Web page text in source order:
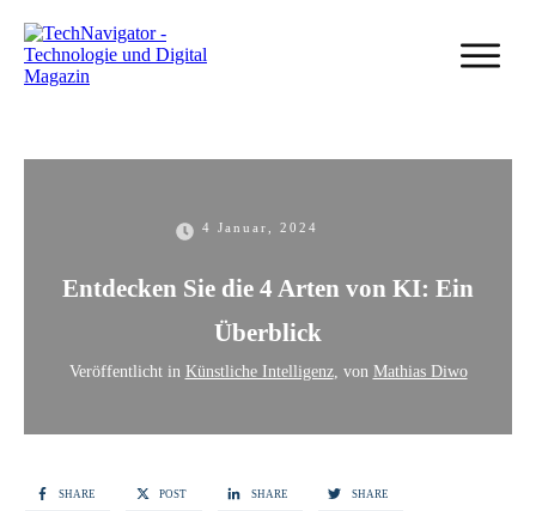
4 Januar, 2024
Entdecken Sie die 4 Arten von KI: Ein
Überblick
Veröffentlicht in Künstliche Intelligenz, von Mathias Diwo
SHARE POST SHARE SHARE